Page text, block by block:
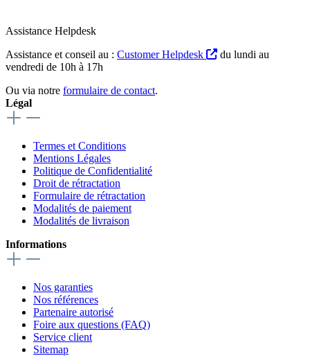
Assistance Helpdesk
Assistance et conseil au : Customer Helpdesk
du lundi au
vendredi de 10h à 17h
Ou via notre formulaire de contact.
Légal
Termes et Conditions
Mentions Légales
Politique de Confidentialité
Droit de rétractation
Formulaire de rétractation
Modalités de paiement
Modalités de livraison
Informations
Nos garanties
Nos références
Partenaire autorisé
Foire aux questions (FAQ)
Service client
Sitemap